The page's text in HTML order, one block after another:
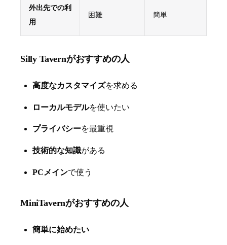
外出先での利
用
困難 簡単
Silly Tavernがおすすめの人
高度なカスタマイズを求める
ローカルモデルを使いたい
プライバシーを最重視
技術的な知識がある
PCメインで使う
MiniTavernがおすすめの人
簡単に始めたい